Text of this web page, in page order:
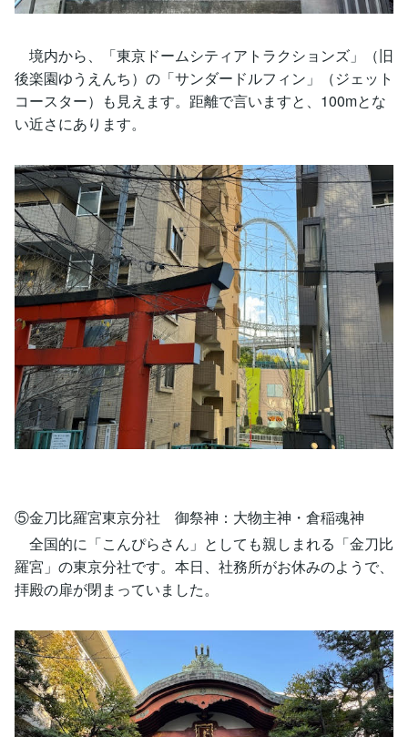
境内から、「東京ドームシティアトラクションズ」（旧
後楽園ゆうえんち）の「サンダードルフィン」（ジェット
コースター）も見えます。距離で言いますと、100mとな
い近さにあります。
⑤金刀比羅宮東京分社 御祭神：大物主神・倉稲魂神
全国的に「こんぴらさん」としても親しまれる「金刀比
羅宮」の東京分社です。本日、社務所がお休みのようで、
拝殿の扉が閉まっていました。